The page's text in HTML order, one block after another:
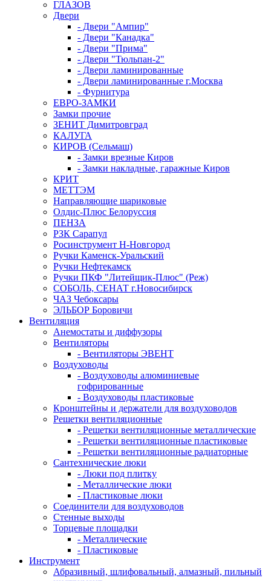
ГЛАЗОВ
Двери
- Двери "Ампир"
- Двери "Канадка"
- Двери "Прима"
- Двери "Тюльпан-2"
- Двери ламинированные
- Двери ламинированные г.Москва
- Фурнитура
ЕВРО-ЗАМКИ
Замки прочие
ЗЕНИТ Димитровград
КАЛУГА
КИРОВ (Сельмаш)
- Замки врезные Киров
- Замки накладные, гаражные Киров
КРИТ
МЕТТЭМ
Направляющие шариковые
Олдис-Плюс Белоруссия
ПЕНЗА
РЗК Сарапул
Росинструмент Н-Новгород
Ручки Каменск-Уральский
Ручки Нефтекамск
Ручки ПКФ "Литейщик-Плюс" (Реж)
СОБОЛЬ, СЕНАТ г.Новосибирск
ЧАЗ Чебоксары
ЭЛЬБОР Боровичи
Вентиляция
Анемостаты и диффузоры
Вентиляторы
- Вентиляторы ЭВЕНТ
Воздуховоды
- Воздуховоды алюминиевые
гофрированные
- Воздуховоды пластиковые
Кронштейны и держатели для воздуховодов
Решетки вентиляционные
- Решетки вентиляционные металлические
- Решетки вентиляционные пластиковые
- Решетки вентиляционные радиаторные
Сантехнические люки
- Люки под плитку
- Металлические люки
- Пластиковые люки
Соединители для воздуховодов
Стенные выходы
Торцевые площадки
- Металлические
- Пластиковые
Инструмент
Абразивный, шлифовальный, алмазный, пильный